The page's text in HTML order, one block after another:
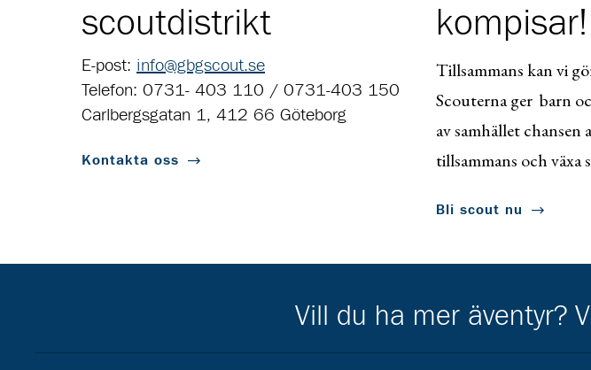
scoutdistrikt
E-post: info@gbgscout.se
Telefon: 0731- 403 110 / 0731-403 150
Carlbergsgatan 1, 412 66 Göteborg
Kontakta oss
kompisar!
Tillsammans kan vi
Scouterna ger barn
av samhället
tillsammans och växa
Bli scout nu
Vill du ha mer äventyr?